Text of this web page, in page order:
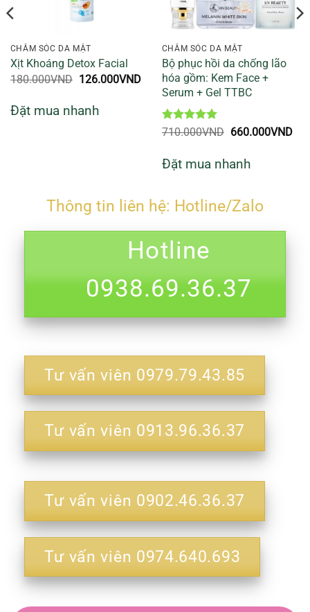
CHĂM SÓC DA MẶT
Xịt Khoáng Detox Facial
180.000VND Giá
180.000VND.
126.000VNDGiá
126.000VND.
Đặt mua nhanh
CHĂM SÓC DA MẶT
Bộ phục hồi da chống lão
hóa gồm: Kem Face +
Serum + Gel TTBC
Được xếp
710.000VND Giá
710.000VND.
660.000VNDGiá
Đặt mua nhanh
Thông tin liên hệ: Hotline/Zalo
Hotline
0938.69.36.37
Tư vấn viên 0979.79.43.85
Tư vấn viên 0913.96.36.37
Tư vấn viên 0902.46.36.37
Tư vấn viên 0974.640.693